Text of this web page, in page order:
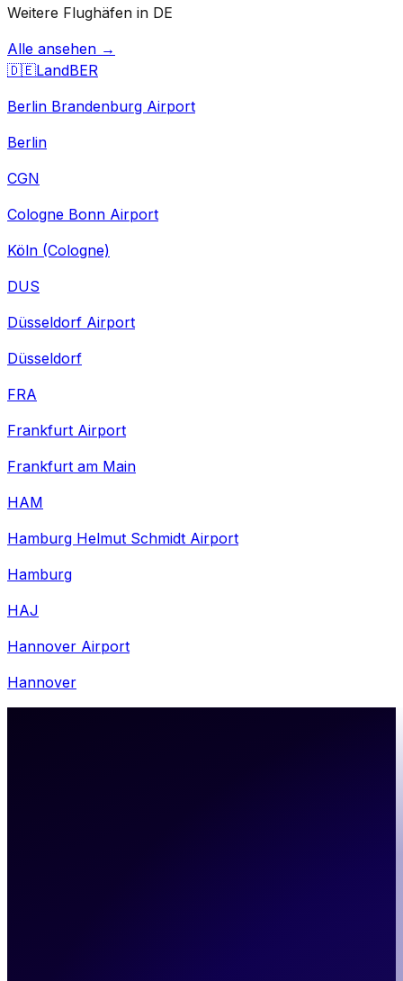
Weitere Flughäfen in DE
Alle ansehen →
🇩🇪LandBER
Berlin Brandenburg Airport
Berlin
CGN
Cologne Bonn Airport
Köln (Cologne)
DUS
Düsseldorf Airport
Düsseldorf
FRA
Frankfurt Airport
Frankfurt am Main
HAM
Hamburg Helmut Schmidt Airport
Hamburg
HAJ
Hannover Airport
Hannover